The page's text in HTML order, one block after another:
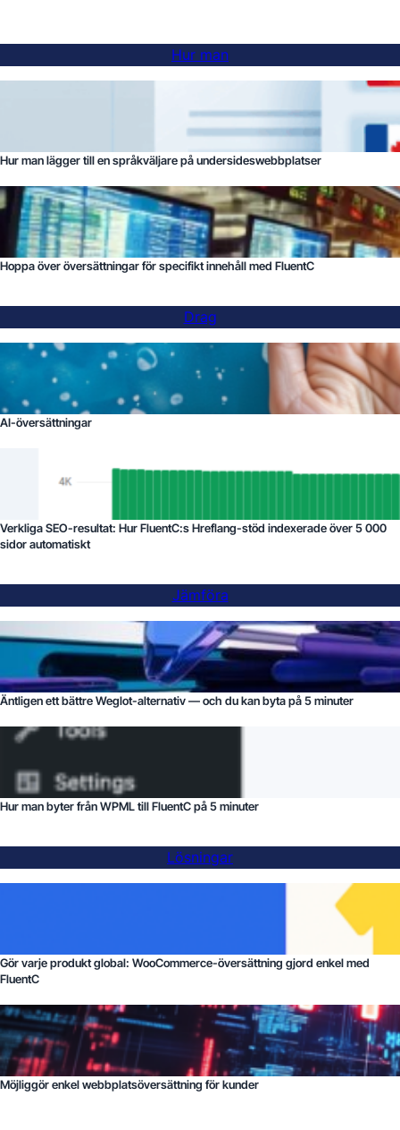
Hur man
Hur man lägger till en språkväljare på undersideswebbplatser
Hoppa över översättningar för specifikt innehåll med FluentC
Drag
AI-översättningar
Verkliga SEO-resultat: Hur FluentC:s Hreflang-stöd indexerade över 5 000
sidor automatiskt
Jämföra
Äntligen ett bättre Weglot-alternativ — och du kan byta på 5 minuter
Hur man byter från WPML till FluentC på 5 minuter
Lösningar
Gör varje produkt global: WooCommerce-översättning gjord enkel med
FluentC
Möjliggör enkel webbplatsöversättning för kunder